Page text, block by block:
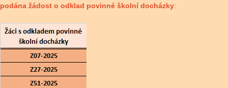
podána žádost o odklad povinné školní docházky: